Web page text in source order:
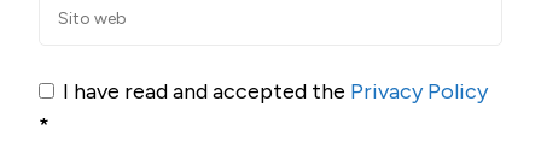
I have read and accepted the Privacy Policy
*